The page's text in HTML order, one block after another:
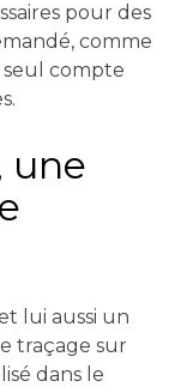
pour des
comme
seul compte
une
lui aussi un
traçage sur
dans le